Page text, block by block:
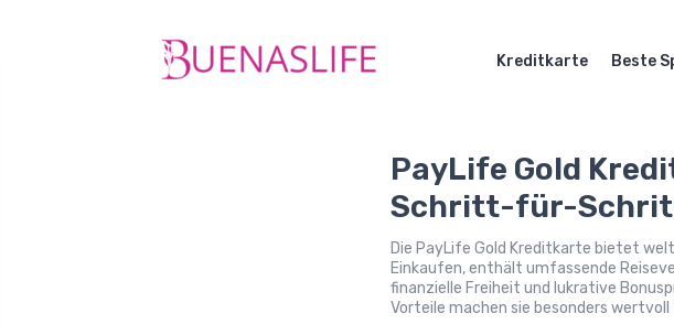
Kreditkarte Beste
PayLife Gold
Schritt-für-
Die PayLife Gold Kreditkarte bietet
Einkaufen, enthält umfassende
finanzielle Freiheit und lukrative
Vorteile machen sie besonders